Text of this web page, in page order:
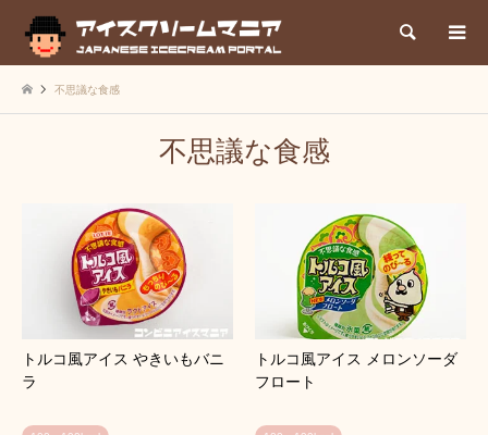
検索
不思議な食感
不思議な食感
トルコ風アイス やきいもバニ
ラ
トルコ風アイス メロンソーダ
フロート